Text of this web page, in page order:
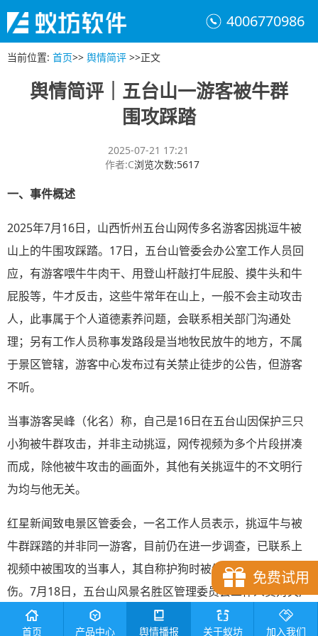
4006770986
当前位置: 首页>> 舆情简评 >>正文
舆情简评｜五台山一游客被牛群
围攻踩踏
2025-07-21 17:21
作者:C浏览次数:5617
一、事件概述
2025年7月16日，山西忻州五台山网传多名游客因挑逗牛被
山上的牛围攻踩踏。17日，五台山管委会办公室工作人员回
应，有游客喂牛牛肉干、用登山杆敲打牛屁股、摸牛头和牛
屁股等，牛才反击，这些牛常年在山上，一般不会主动攻击
人，此事属于个人道德素养问题，会联系相关部门沟通处
理；另有工作人员称事发路段是当地牧民放牛的地方，不属
于景区管辖，游客中心发布过有关禁止徒步的公告，但游客
不听。
当事游客吴峰（化名）称，自己是16日在五台山因保护三只
小狗被牛群攻击，并非主动挑逗，网传视频为多个片段拼凑
而成，除他被牛攻击的画面外，其他有关挑逗牛的不文明行
为均与他无关。
红星新闻致电景区管委会，一名工作人员表示，挑逗牛与被
牛群踩踏的并非同一游客，目前仍在进一步调查，已联系上
视频中被围攻的当事人，其自称护狗时被牛撞倒致脚部扭
伤。7月18日，五台山风景名胜区管理委员会工作人员对央广
网记者表示，游客被攻击疑似因其携带的犬只引起，网传的
免费试用
首页 产品中心 舆情播报 关于蚁坊 加入我们